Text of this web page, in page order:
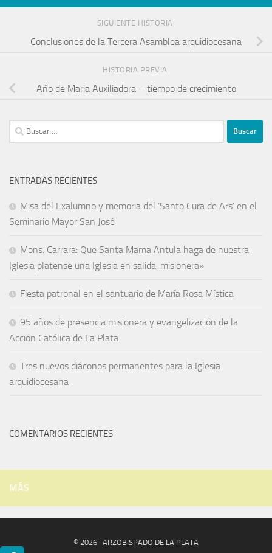
SIGUIENTE HISTORIA
Conclusiones de la Tercera Asamblea arquidiocesana
HISTORIA PREVIA
Año de Maria Auxiliadora – tiempo de crecimiento
ENTRADAS RECIENTES
Misa del Exalumno y memoria del ‘Santo Cura de Ars’ en el
Seminario Mayor San José
Mons. Carrara: Que Santa Mama Antula haga de nuestra
Iglesia platense una Iglesia en salida, misionera»
Fiesta patronal en el santuario de María Rosa Mística
95 años de presencia misionera y evangelización de la
Acción Católica de La Plata
Tres nuevos diáconos permanentes para la Iglesia
arquidiocesana
COMENTARIOS RECIENTES
MÁS
© 2026 · ARZOBISPADO DE LA PLATA